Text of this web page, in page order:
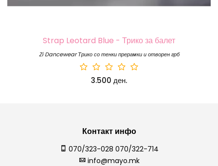
Strap Leotard Blue - Трико за балет
Zi Dancewear Трико со тенки прерамки и отворен грб
3.500 ден.
Контакт инфо
070/323-028 070/322-714
info@mayo.mk